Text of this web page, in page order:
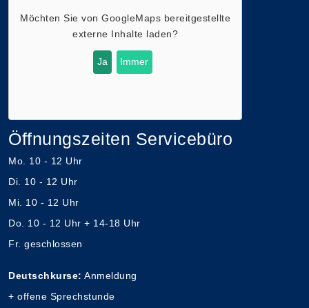
Möchten Sie vonGoogleMaps bereitgestellte
externe Inhalte laden?
Ja Immer
Öffnungszeiten Servicebüro
Mo. 10 - 12 Uhr
Di. 10 - 12 Uhr
Mi. 10 - 12 Uhr
Do. 10 - 12 Uhr + 14-18 Uhr
Fr. geschlossen
Deutschkurse: Anmeldung
+ offene Sprechstunde